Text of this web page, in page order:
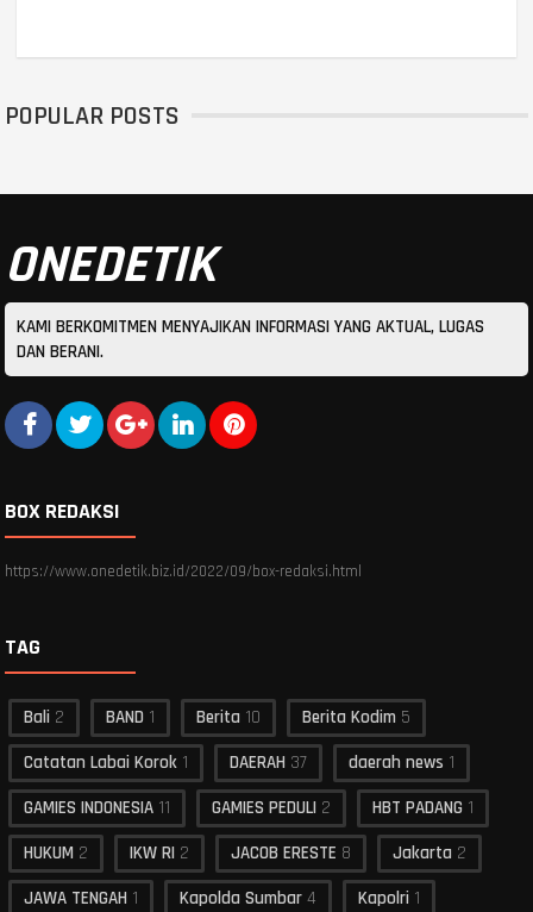
POPULAR POSTS
ONEDETIK
KAMI BERKOMITMEN MENYAJIKAN INFORMASI YANG AKTUAL, LUGAS
DAN BERANI.
BOX REDAKSI
https://www.onedetik.biz.id/2022/09/box-redaksi.html
TAG
Bali 2 BAND 1 Berita 10 Berita Kodim 5
Catatan Labai Korok 1 DAERAH 37 daerah news 1
GAMIES INDONESIA 11 GAMIES PEDULI 2 HBT PADANG 1
HUKUM 2 IKW RI 2 JACOB ERESTE 8 Jakarta 2
JAWA TENGAH 1 Kapolda Sumbar 4 Kapolri 1